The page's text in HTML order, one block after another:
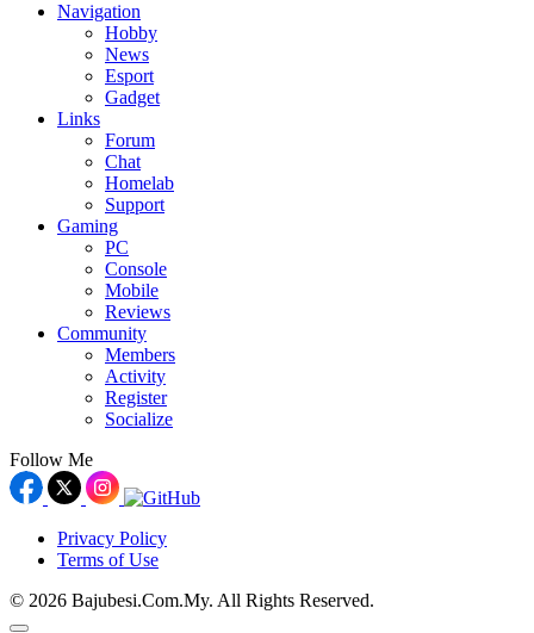
Navigation
Hobby
News
Esport
Gadget
Links
Forum
Chat
Homelab
Support
Gaming
PC
Console
Mobile
Reviews
Community
Members
Activity
Register
Socialize
Follow Me
Privacy Policy
Terms of Use
© 2026 Bajubesi.Com.My. All Rights Reserved.